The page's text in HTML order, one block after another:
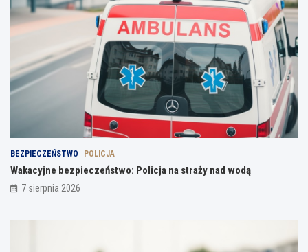
BEZPIECZEŃSTWO POLICJA
Wakacyjne bezpieczeństwo: Policja na straży nad wodą
7 sierpnia 2026